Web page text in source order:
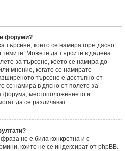
форуми?
търсене, което се намира горе дясно
темите. Можете да търсите в дадена
за търсене, което се намира до
мнение, когато се намирате
търсене е достъпно от
се намира в дясно от полето за
форума, местоположението и
да се различават.
не е била конкретна и е
които не се индексират от phpBB.